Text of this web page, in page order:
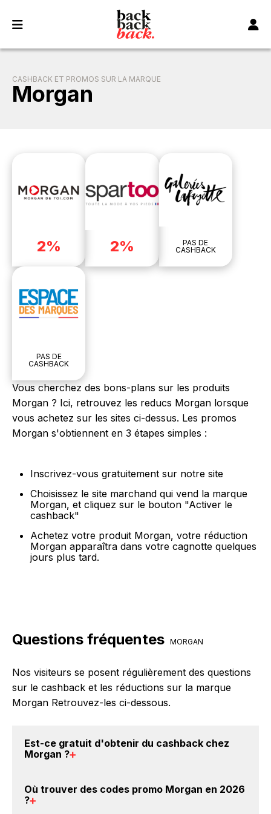
CASHBACK ET PROMOS SUR LA MARQUE
Morgan
2% 2%
PAS DE
CASHBACK
PAS DE
CASHBACK
Vous cherchez des bons-plans sur les produits
Morgan ? Ici, retrouvez les reducs Morgan lorsque
vous achetez sur les sites ci-dessus. Les promos
Morgan s'obtiennent en 3 étapes simples :
Inscrivez-vous gratuitement sur notre site
Choisissez le site marchand qui vend la marque
Morgan, et cliquez sur le bouton "Activer le
cashback"
Achetez votre produit Morgan, votre réduction
Morgan apparaîtra dans votre cagnotte quelques
jours plus tard.
Questions fréquentes MORGAN
Nos visiteurs se posent régulièrement des questions
sur le cashback et les réductions sur la marque
Morgan Retrouvez-les ci-dessous.
Est-ce gratuit d'obtenir du cashback chez
Morgan ?
compte gratuitement pour cumuler vos réductions
Où trouver des codes promo Morgan en 2026
?